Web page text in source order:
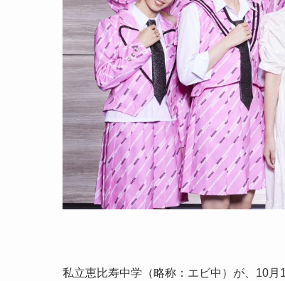
私立恵比寿中学（略称：エビ中）が、10